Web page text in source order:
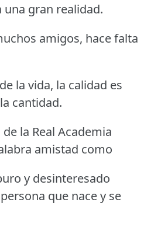
una gran realidad.
amigos, hace falta
la vida, la calidad es
cantidad.
la Real Academia
amistad como
y desinteresado
que nace y se